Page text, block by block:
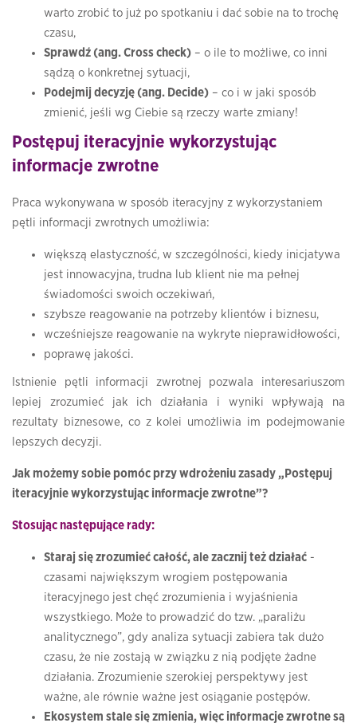
warto zrobić to już po spotkaniu i dać sobie na to trochę
czasu,
Sprawdź (ang. Cross check) – o ile to możliwe, co inni
sądzą o konkretnej sytuacji,
Podejmij decyzję (ang. Decide) – co i w jaki sposób
zmienić, jeśli wg Ciebie są rzeczy warte zmiany!
Postępuj iteracyjnie wykorzystując
informacje zwrotne
Praca wykonywana w sposób iteracyjny z wykorzystaniem
pętli informacji zwrotnych umożliwia:
większą elastyczność, w szczególności, kiedy inicjatywa
jest innowacyjna, trudna lub klient nie ma pełnej
świadomości swoich oczekiwań,
szybsze reagowanie na potrzeby klientów i biznesu,
wcześniejsze reagowanie na wykryte nieprawidłowości,
poprawę jakości.
Istnienie pętli informacji zwrotnej pozwala interesariuszom
lepiej zrozumieć jak ich działania i wyniki wpływają na
rezultaty biznesowe, co z kolei umożliwia im podejmowanie
lepszych decyzji.
Jak możemy sobie pomóc przy wdrożeniu zasady „Postępuj
iteracyjnie wykorzystując informacje zwrotne”?
Stosując następujące rady:
Staraj się zrozumieć całość, ale zacznij też działać -
czasami największym wrogiem postępowania
iteracyjnego jest chęć zrozumienia i wyjaśnienia
wszystkiego. Może to prowadzić do tzw. „paraliżu
analitycznego”, gdy analiza sytuacji zabiera tak dużo
czasu, że nie zostają w związku z nią podjęte żadne
działania. Zrozumienie szerokiej perspektywy jest
ważne, ale równie ważne jest osiąganie postępów.
Ekosystem stale się zmienia, więc informacje zwrotne są